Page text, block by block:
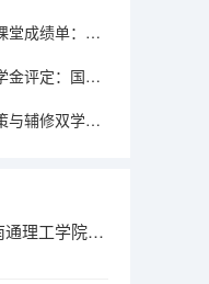
2026年浙江理工大学第二课堂成绩单：社会实践、志愿服务与素质拓展
南京师范大学2026年奖助学金评定：国家奖学金、励志奖学金与助学金
辽宁大学2026年转专业政策与辅修双学位：申请条件与流程
大连理工大学和南通理工学院哪个好 录取分数线对比